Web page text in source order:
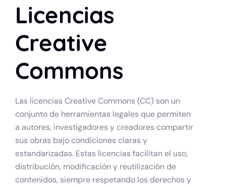
Licencias
Creative
Commons
Las licencias Creative Commons (CC) son un
conjunto de herramientas legales que permiten
a autores, investigadores y creadores compartir
sus obras bajo condiciones claras y
estandarizadas. Estas licencias facilitan el uso,
distribución, modificación y reutilización de
contenidos, siempre respetando los derechos y